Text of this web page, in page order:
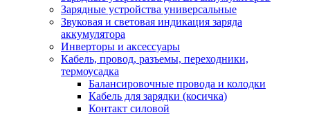
Зарядные устройства универсальные
Звуковая и световая индикация заряда
аккумулятора
Инверторы и аксессуары
Кабель, провод, разъемы, переходники,
термоусадка
Балансировочные провода и колодки
Кабель для зарядки (косичка)
Контакт силовой